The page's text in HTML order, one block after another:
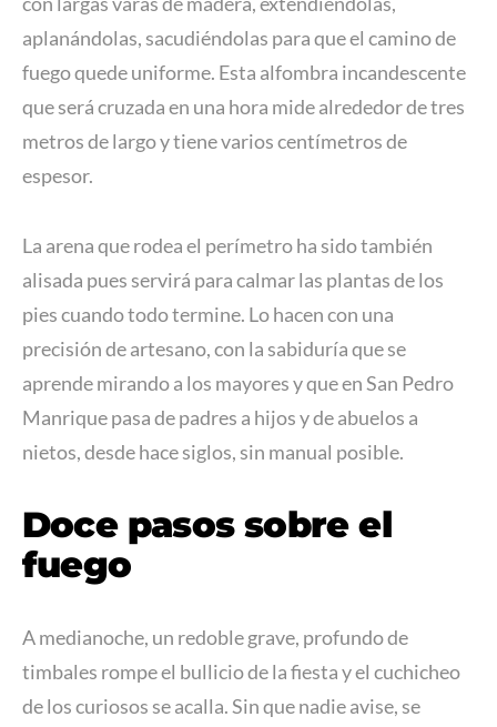
aplanándolas, sacudiéndolas para que el camino de
fuego quede uniforme. Esta alfombra incandescente
que será cruzada en una hora mide alrededor de tres
metros de largo y tiene varios centímetros de
espesor.
La arena que rodea el perímetro ha sido también
alisada pues servirá para calmar las plantas de los
pies cuando todo termine. Lo hacen con una
precisión de artesano, con la sabiduría que se
aprende mirando a los mayores y que en San Pedro
Manrique pasa de padres a hijos y de abuelos a
nietos, desde hace siglos, sin manual posible.
Doce pasos sobre el
fuego
A medianoche, un redoble grave, profundo de
timbales rompe el bullicio de la fiesta y el cuchicheo
de los curiosos se acalla. Sin que nadie avise, se